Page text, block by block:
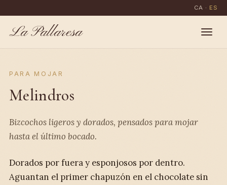
CA · ES
La Pallaresa
PARA MOJAR
Melindros
Bizcochos ligeros y dorados, pensados para mojar
hasta el último bocado.
Dorados por fuera y esponjosos por dentro.
Aguantan el primer chapuzón en el chocolate sin